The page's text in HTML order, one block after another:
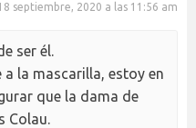
septiembre, 2020 a las 11:56 am
ser él.
a la mascarilla, estoy en
que la dama de
Colau.